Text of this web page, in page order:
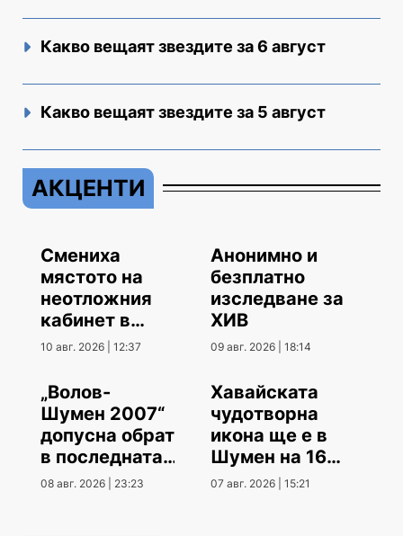
Какво вещаят звездите за 6 август
Какво вещаят звездите за 5 август
АКЦЕНТИ
Смениха
мястото на
неотложния
кабинет в
МБАЛ
10 авг. 2026 | 12:37
Анонимно и
безплатно
изследване за
ХИВ
09 авг. 2026 | 18:14
„Волов-
Шумен 2007“
допусна обрат
в последната
контрола
08 авг. 2026 | 23:23
Хавайската
чудотворна
икона ще е в
Шумен на 16
август
07 авг. 2026 | 15:21